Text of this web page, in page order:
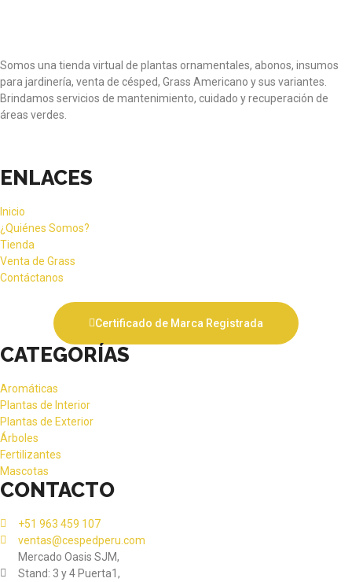
Somos una tienda virtual de plantas ornamentales, abonos, insumos
para jardinería, venta de césped, Grass Americano y sus variantes.
Brindamos servicios de mantenimiento, cuidado y recuperación de
áreas verdes.
ENLACES
Inicio
¿Quiénes Somos?
Tienda
Venta de Grass
Contáctanos
Certificado de Marca Registrada
CATEGORÍAS
Aromáticas
Plantas de Interior
Plantas de Exterior
Árboles
Fertilizantes
Mascotas
CONTACTO
+51 963 459 107
ventas@cespedperu.com
Mercado Oasis SJM,
Stand: 3 y 4 Puerta1,